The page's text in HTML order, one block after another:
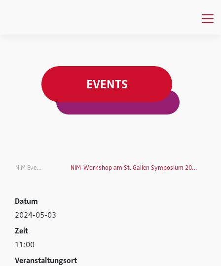
EVENTS
NIM Events NIM-Workshop am St. Gallen Symposium 2024
Datum
2024-05-03
Zeit
11:00
Veranstaltungsort